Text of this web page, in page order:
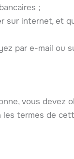
;
sur internet, et
par e-mail ou
vous
les termes de